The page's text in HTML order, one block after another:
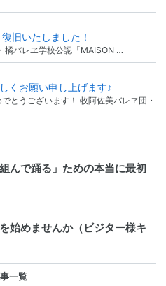
旧いたしました！
橘バレヱ学校公認「MAISON …
くお願い申し上げます♪
とうございます！ 牧阿佐美バレヱ団・
で踊る」ための本当に最初
めませんか（ビジター様キ
一覧